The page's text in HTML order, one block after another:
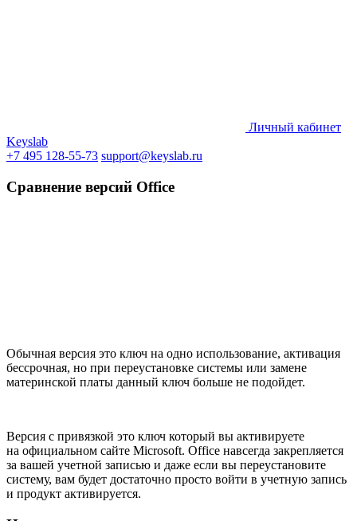
Личный кабинет
Keyslab
+7 495 128-55-73 support@keyslab.ru
Сравнение версий Office
Обычная версия это ключ на одно использование, активация
бессрочная, но при переустановке системы или замене
материнской платы данный ключ больше не подойдет.
Версия с привязкой это ключ который вы активируете
на официальном сайте Microsoft. Office навсегда закрепляется
за вашей учетной записью и даже если вы переустановите
систему, вам будет достаточно просто войти в учетную запись
и продукт активируется.